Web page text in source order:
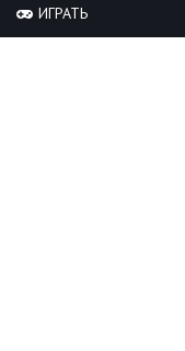
ИГРАТЬ